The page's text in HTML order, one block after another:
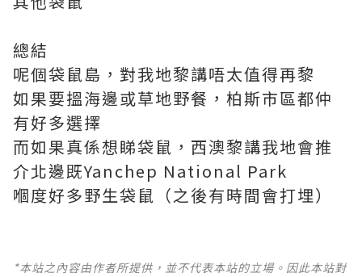
總結
呢個袋鼠島，對我地黎講唔太值得再黎
如果要搵海邊或草地野餐，柏斯市區都仲
有好多選擇
而如果真係想睇袋鼠，西澳黎講我地會推
介北邊既Yanchep National Park
嗰度好多野生袋鼠（之後有時間會打埋）
*本站之內容由作者所提供，並不代表本站的立場。因此本站對